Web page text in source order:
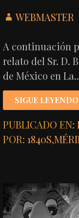
WEBMASTER
A continuación
relato del Sr. D.
de México en
SIGUE
PUBLICADO EN:
POR:1840S,